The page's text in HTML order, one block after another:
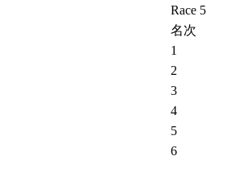
Race 5
名次
1
2
3
4
5
6